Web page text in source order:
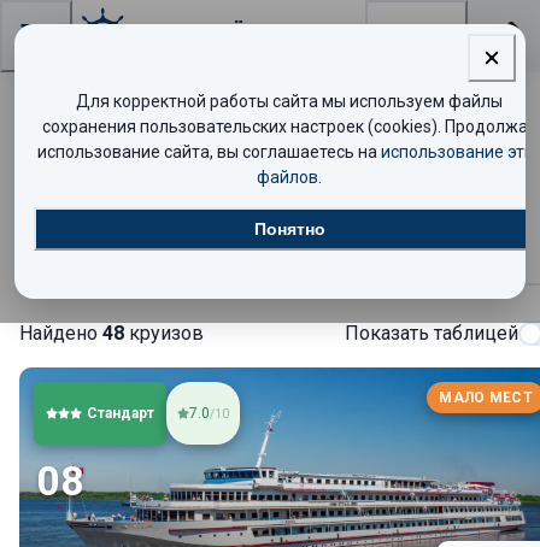
Теплоход «Русь» — расписание
круизов и цены
Найдено 48 круизов Показать таблицей
Стандарт 7.0/10
МАЛО МЕСТ
08
Для корректной работы сайта мы используем файлы
сохранения пользовательских настроек (cookies). Продолжая
использование сайта, вы соглашаетесь на использование
файлов
Понятно